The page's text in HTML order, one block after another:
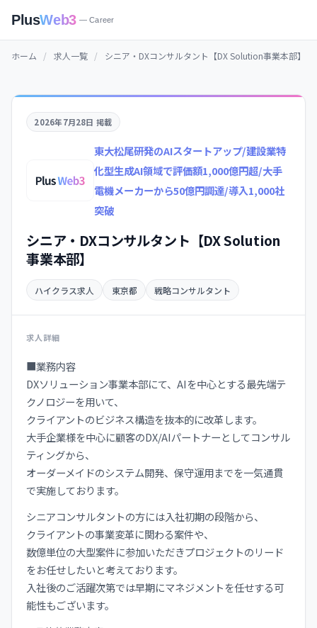
PlusWeb3 — Career
ホーム / 求人一覧 / シニア・DXコンサルタント【DX Solution事業本部】
2026年7月28日 掲載
東大松尾研発のAIスタートアップ/建設業特
化型生成AI領域で評価額1,000億円超/大手
電機メーカーから50億円調達/導入1,000社
突破
シニア・DXコンサルタント【DX Solution
事業本部】
ハイクラス求人 東京都 戦略コンサルタント
求人詳細
■業務内容
DXソリューション事業本部にて、AIを中心とする最先端テ
クノロジーを用いて、
クライアントのビジネス構造を抜本的に改革します。
大手企業様を中心に顧客のDX/AIパートナーとしてコンサル
ティングから、
オーダーメイドのシステム開発、保守運用までを一気通貫
で実施しております。
シニアコンサルタントの方には入社初期の段階から、
クライアントの事業変革に関わる案件や、
数億単位の大型案件に参加いただきプロジェクトのリード
をお任せしたいと考えております。
入社後のご活躍次第では早期にマネジメントを任せする可
能性もございます。